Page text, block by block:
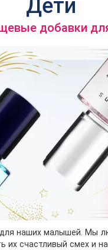
Дети
добавки
наших малышей. Мы
их счастливый смех и